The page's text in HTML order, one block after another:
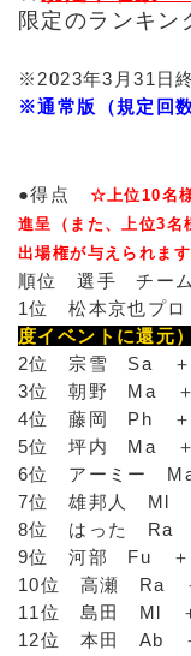
限定のランキン
※2023年3月31日
※通常版（規定回
●得点 ☆上位10名
進呈（また、上位3名
出場権が与えられます
順位 選手 チー
1位 松本京也
度イベントに還元）
2位 宗雪 Sa
3位 朝野 Ma
4位 藤岡 Ph
5位 坪内 Ma
6位 アーミー
7位 雄邦人 Ml
8位 はった Ra
9位 河部 Fu ＋
10位 高瀬 Ra
11位 島田 Ml
12位 本田 Ab